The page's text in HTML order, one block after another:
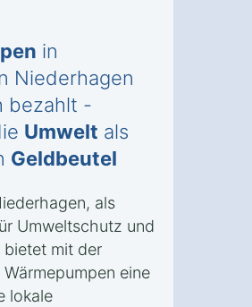
in
Niederhagen
bezahlt -
Umwelt als
Geldbeutel
als
Umweltschutz und
mit der
eine
lokale